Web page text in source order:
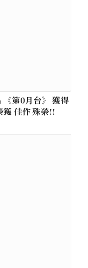
第0月台》 獲得
獲 佳作 殊榮!!